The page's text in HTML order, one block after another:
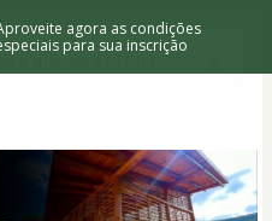
agora as condições
para sua inscrição